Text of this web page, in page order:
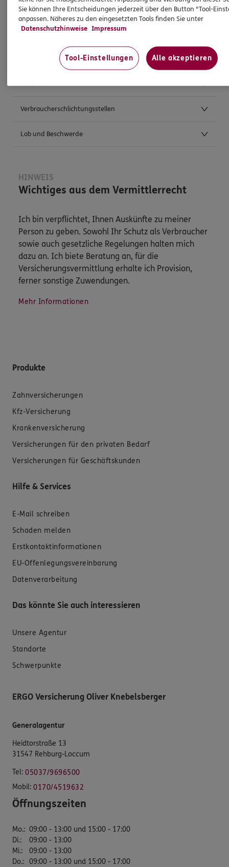
Weitere Kontaktmöglichkeiten
Postanschrift
Anfahrt
Verbraucherschlichtungsstellen
Lob und Beschwerde
HINWEIS
Wichtiges aus dem Vermittlerrecht
Ich bin verpflichtet, Ihnen Auskünfte zu meiner
Person zu geben. Sowohl Ihr Schutz als Verbraucher
sowie auch gesetzliche Regelungen halten mich
dazu an. Ich biete Beratung an, für die
Versicherungsvermittlung erhalte ich Provision,
ferner sonstige Zuwendungen.
Mehr Informationen
Produkte
Zahnversicherungen
Kfz-Versicherung
Krankenversicherung
Versicherungen für den privaten Bedarf
Versicherungen für Geschäftskunden
Hilfe & Services
E-Mail schreiben
Schaden melden
Erstkontaktinformationen
EU-Offenlegungsvereinbarung
Datenverarbeitung
Das könnte Sie auch interessieren
Unsere Agentur
Standorte
Schwerpunkte
ERGO Versicherung Oliver Knebelsberger
Generalagentur
Heidtorstraße 13
31547 Rehburg-Loccum
Tel: 05037/9696500
Mobil: 0170/4519632
Öffnungszeiten
Mo.: 09:00 - 13:00 und 15:00 - 17:00
Di.:
09:00 - 13:00
Mi.:
09:00 - 13:00
Do.: 09:00 - 13:00 und 15:00 - 17:00
Sie können Ihre Entscheidungen jederzeit über den Button "Tool-
anpassen. Näheres zu den eingesetzten Tools finden Sie unter
Datenschutzhinweise Impressum
Tool-Einstellungen Alle akzeptieren